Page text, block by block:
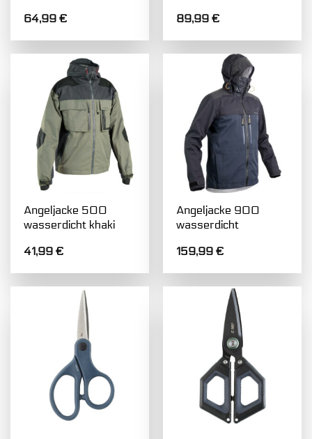
64,99€
89,99€
Angeljacke 500
wasserdicht khaki
41,99€
Angeljacke 900
wasserdicht
159,99€